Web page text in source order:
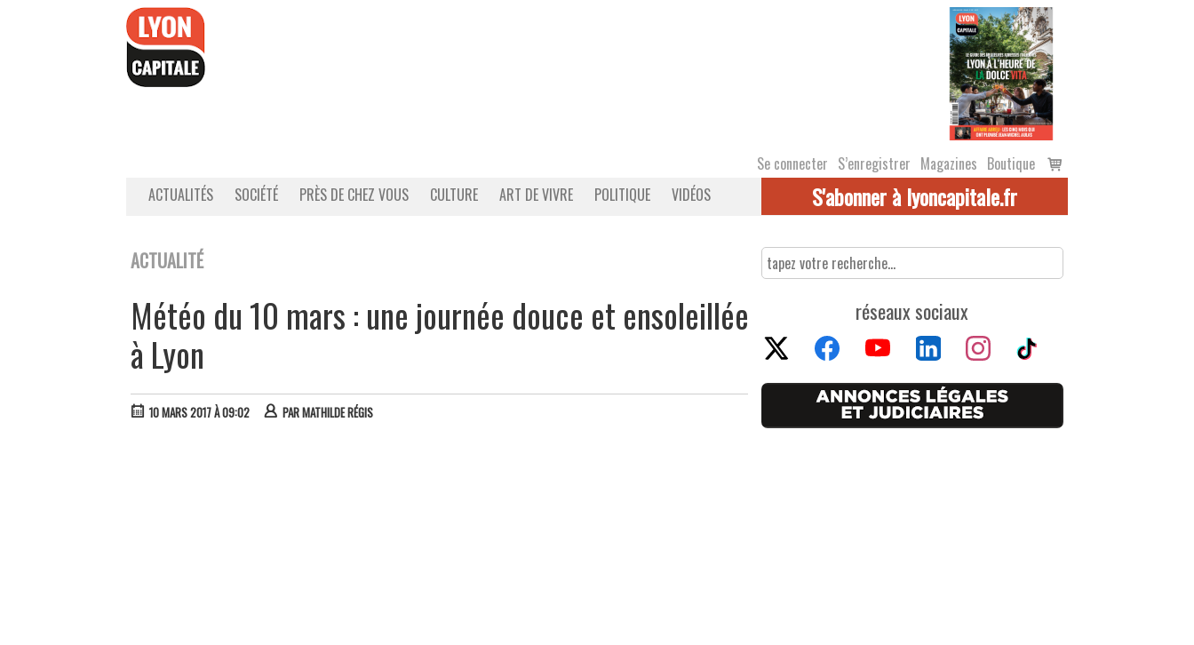
Se connecter S’enregistrer Magazines Boutique
Voir
le
ACTUALITÉS SOCIÉTÉ PRÈS DE CHEZ VOUS CULTURE ART DE VIVRE POLITIQUE VIDÉOS S'abonner à lyoncapitale.fr
ACTUALITÉ
Météo du 10 mars : une journée douce et ensoleillée
à Lyon
10 MARS 2017 À 09:02 PARMATHILDE RÉGIS
réseaux sociaux